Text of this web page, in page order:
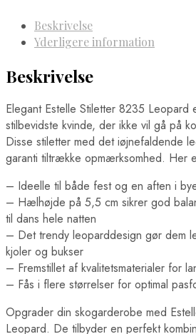
Beskrivelse
Yderligere information
Beskrivelse
Elegant Estelle Stiletter 8235 Leopard
stilbevidste kvinde, der ikke vil gå på
Disse stiletter med det iøjnefaldende
garanti tiltrække opmærksomhed. Her
– Ideelle til både fest og en aften i
– Hælhøjde på 5,5 cm sikrer god
til dans hele natten
– Det trendy leoparddesign gør dem
kjoler og bukser
– Fremstillet af kvalitetsmaterialer for
– Fås i flere størrelser for optimal
Opgrader din skogarderobe med
Leopard. De tilbyder en perfekt